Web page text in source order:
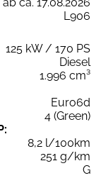
L906
125 kW / 170 PS
Diesel
1.996 cm³
Euro6d
4 (Green)
8,2 l/100km
251 g/km
G